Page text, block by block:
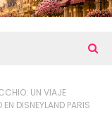
UN VIAJE
DISNEYLAND PARIS